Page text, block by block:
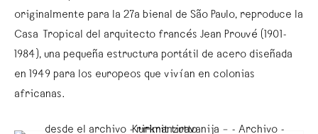
originalmente para la 27a bienal de São Paulo, reproduce la
Casa Tropical del arquitecto francés Jean Prouvé (1901-
1984), una pequeña estructura portátil de acero diseñada
en 1949 para los europeos que vivían en colonias
africanas.